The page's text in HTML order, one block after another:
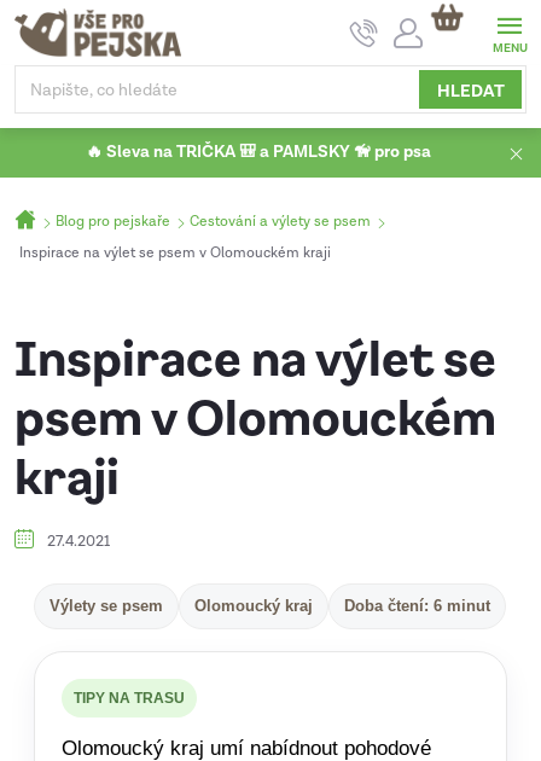
Přejít
obsah
HLEDAT
NÁKUPNÍ
KOŠÍK
🔥 Sleva na TRIČKA 🎒 a PAMLSKY 🦮 pro psa
Domů
Blog pro pejskaře
Cestování a výlety se psem
Inspirace na výlet se psem v Olomouckém kraji
Inspirace na výlet se
psem v Olomouckém
kraji
27.4.2021
Výlety se psem Olomoucký kraj Doba čtení: 6 minut
TIPY NA TRASU
Olomoucký kraj umí nabídnout pohodové